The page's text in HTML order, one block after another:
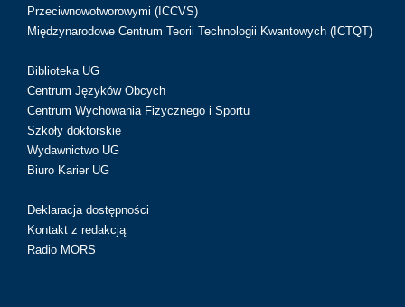
Przeciwnowotworowymi (ICCVS)
Międzynarodowe Centrum Teorii Technologii Kwantowych (ICTQT)
Biblioteka UG
Centrum Języków Obcych
Centrum Wychowania Fizycznego i Sportu
Szkoły doktorskie
Wydawnictwo UG
Biuro Karier UG
Deklaracja dostępności
Kontakt z redakcją
Radio MORS